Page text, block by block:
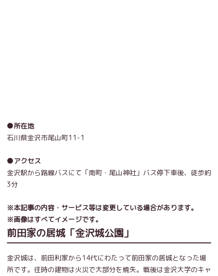
●所在地
石川県金沢市尾山町11-1
●アクセス
金沢駅から路線バスにて 「南町・尾山神社」バス停下車後、徒歩約
3分
※本記事の内容・サービス等は変更している場合があります。
※画像はすべてイメージです。
前田家の居城「金沢城公園」
金沢城は、前田利家から14代にわたって前田家の居城となった場
所です。往時の建物は火災で大部分を焼失。戦後は金沢大学のキャ